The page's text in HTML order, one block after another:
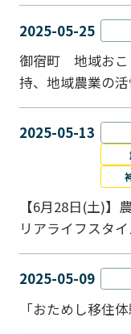
2025-05-25
御宿町 地域おこ
持、地域農業の
2025-05-13
【6月28日(土)】
リアライフスタ
2025-05-09
「おためし移住